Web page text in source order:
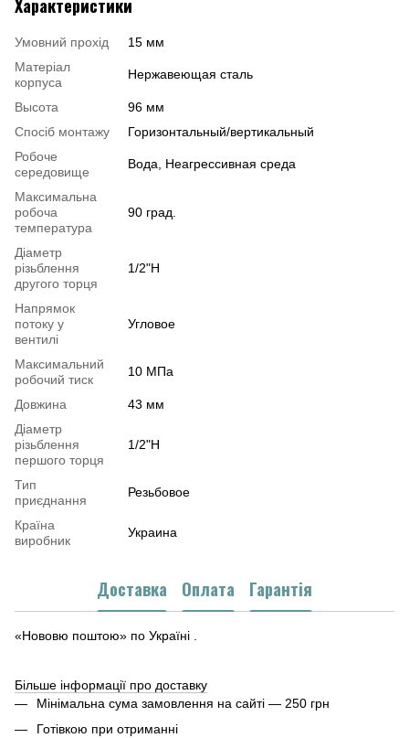
Характеристики
Умовний прохід
15 мм
Матеріал
корпуса
Нержавеющая сталь
Высота
96 мм
Спосіб монтажу
Горизонтальный/вертикальный
Робоче
середовище
Вода, Неагрессивная среда
Максимальна
робоча
температура
90 град.
Діаметр
різьблення
другого торця
1/2"Н
Напрямок
потоку у
вентилі
Угловое
Максимальний
робочий тиск
10 МПа
Довжина
43 мм
Діаметр
різьблення
першого торця
1/2"Н
Тип
приєднання
Резьбовое
Країна
виробник
Украина
Доставка Оплата Гарантія
«Нововю поштою» по Україні .
Більше інформації про доставку
Мінімальна сума замовлення на сайті — 250 грн
Готівкою при отриманні